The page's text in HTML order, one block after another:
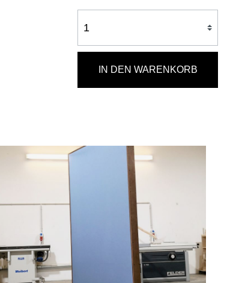
IN DEN WARENKORB